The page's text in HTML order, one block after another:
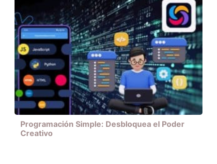
Programación Simple: Desbloquea el Poder
Creativo